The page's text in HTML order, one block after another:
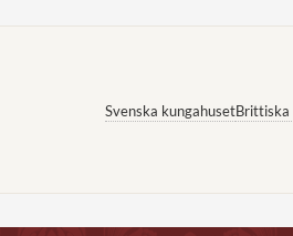
Svenska kungahusetBrittiska